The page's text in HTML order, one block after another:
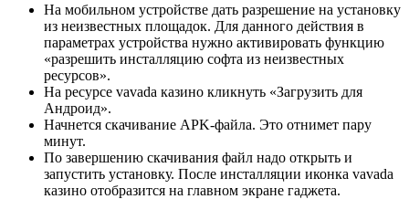
На мобильном устройстве дать разрешение на установку
из неизвестных площадок. Для данного действия в
параметрах устройства нужно активировать функцию
«разрешить инсталляцию софта из неизвестных
ресурсов».
На ресурсе vavada казино кликнуть «Загрузить для
Андроид».
Начнется скачивание APK-файла. Это отнимет пару
минут.
По завершению скачивания файл надо открыть и
запустить установку. После инсталляции иконка vavada
казино отобразится на главном экране гаджета.